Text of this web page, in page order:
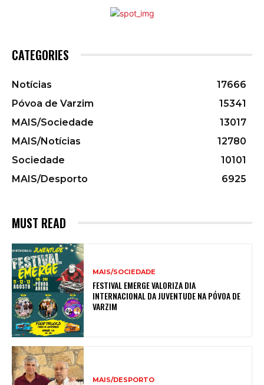
CATEGORIES
Notícias
17666
Póvoa de Varzim
15341
MAIS/Sociedade
13017
MAIS/Notícias
12780
Sociedade
10101
MAIS/Desporto
6925
MUST READ
MAIS/SOCIEDADE
FESTIVAL EMERGE VALORIZA DIA
INTERNACIONAL DA JUVENTUDE NA PÓVOA DE
VARZIM
MAIS/DESPORTO